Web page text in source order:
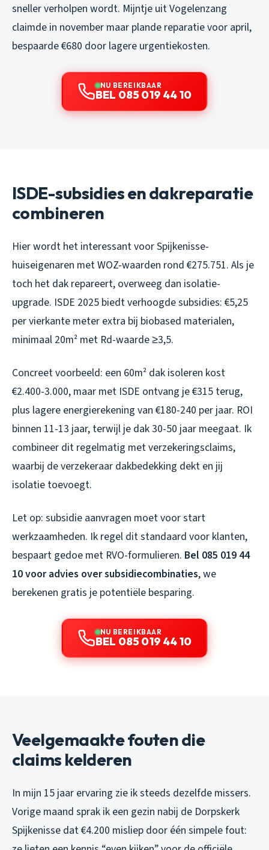
sneller verholpen wordt. Mijntje uit Vogelenzang
claimde in november maar plande reparatie voor april,
bespaarde €680 door lagere urgentiekosten.
NU BEREIKBAAR
BEL 085 019 44 10
ISDE-subsidies en dakreparatie
combineren
Hier wordt het interessant voor Spijkenisse-
huiseigenaren met WOZ-waarden rond €275.751. Als je
toch het dak repareert, overweeg dan isolatie-
upgrade. ISDE 2025 biedt verhoogde subsidies: €5,25
per vierkante meter extra bij biobased materialen,
minimaal 20m² met Rd-waarde ≥3,5.
Concreet voorbeeld: een 60m² dak isoleren kost
€2.400-3.000, maar met ISDE ontvang je €315 terug,
plus lagere energierekening van €180-240 per jaar. ROI
binnen 11-13 jaar, terwijl je dak 30-50 jaar meegaat. Ik
combineer dit regelmatig met verzekeringsclaims,
waarbij de verzekeraar dakbedekking dekt en jij
isolatie toevoegt.
Let op: subsidie aanvragen moet voor start
werkzaamheden. Ik regel dit standaard voor klanten,
bespaart gedoe met RVO-formulieren. Bel 085 019 44
10 voor advies over subsidiecombinaties, we
berekenen gratis je potentiële besparing.
NU BEREIKBAAR
BEL 085 019 44 10
Veelgemaakte fouten die
claims kelderen
In mijn 15 jaar ervaring zie ik steeds dezelfde missers.
Vorige maand sprak ik een gezin nabij de Dorpskerk
Spijkenisse dat €4.200 misliep door één simpele fout: